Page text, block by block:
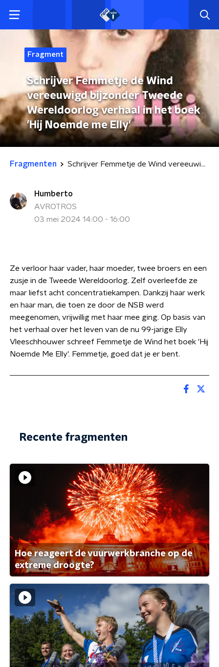
Fragment
Schrijver Femmetje de Wind
vereeuwigd bijzonder Tweede
Wereldoorlog verhaal in het boek
'Hij Noemde me Elly'
Fragmenten Schrijver Femmetje de Wind vereeuwigd bijzonder Tweede Wereldoorlog verhaal in het boek 'Hij Noemde me Elly'
Humberto
AVROTROS
03 mei 2024 14:00 - 16:00
Ze verloor haar vader, haar moeder, twee broers en een
zusje in de Tweede Wereldoorlog. Zelf overleefde ze
maar liefst acht concentratiekampen. Dankzij haar werk
en haar man, die toen ze door de NSB werd
meegenomen, vrijwillig met haar mee ging. Op basis van
het verhaal over het leven van de nu 99-jarige Elly
Vleeschhouwer schreef Femmetje de Wind het boek 'Hij
Noemde Me Elly'. Femmetje, goed dat je er bent.
Recente fragmenten
Hoe reageert de vuurwerkbranche op de
extreme droogte?